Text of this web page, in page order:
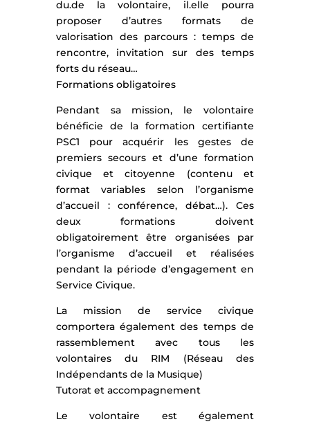
du.de la volontaire, il.elle pourra
proposer d’autres formats de
valorisation des parcours : temps de
rencontre, invitation sur des temps
forts du réseau…
Formations obligatoires
Pendant sa mission, le volontaire
bénéficie de la formation certifiante
PSC1 pour acquérir les gestes de
premiers secours et d’une formation
civique et citoyenne (contenu et
format variables selon l’organisme
d’accueil : conférence, débat…). Ces
deux formations doivent
obligatoirement être organisées par
l’organisme d’accueil et réalisées
pendant la période d’engagement en
Service Civique.
La mission de service civique
comportera également des temps de
rassemblement avec tous les
volontaires du RIM (Réseau des
Indépendants de la Musique)
Tutorat et accompagnement
Le volontaire est également